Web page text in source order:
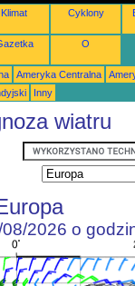
Klimat Cyklony
O
Ameryka Centralna
Inny
wiatru
2026 o